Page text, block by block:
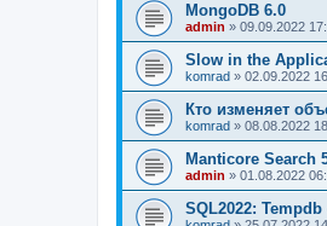
MongoDB 6.0
admin » 09.09.2022
Slow in the
komrad » 02.09.2022
Кто изменяет
komrad » 08.08.2022
Manticore Search
admin » 01.08.2022
SQL2022: